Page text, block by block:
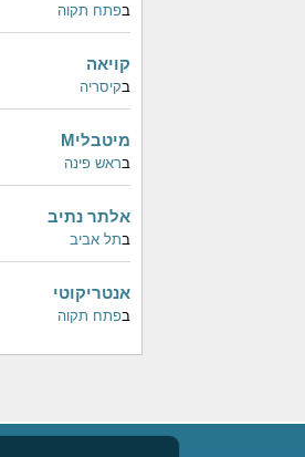
בפתח תקוה
קויאה
בקיסריה
מיטבליM
בראש פינה
אלתר נתיב
בתל אביב
אנטריקוטי
בפתח תקוה